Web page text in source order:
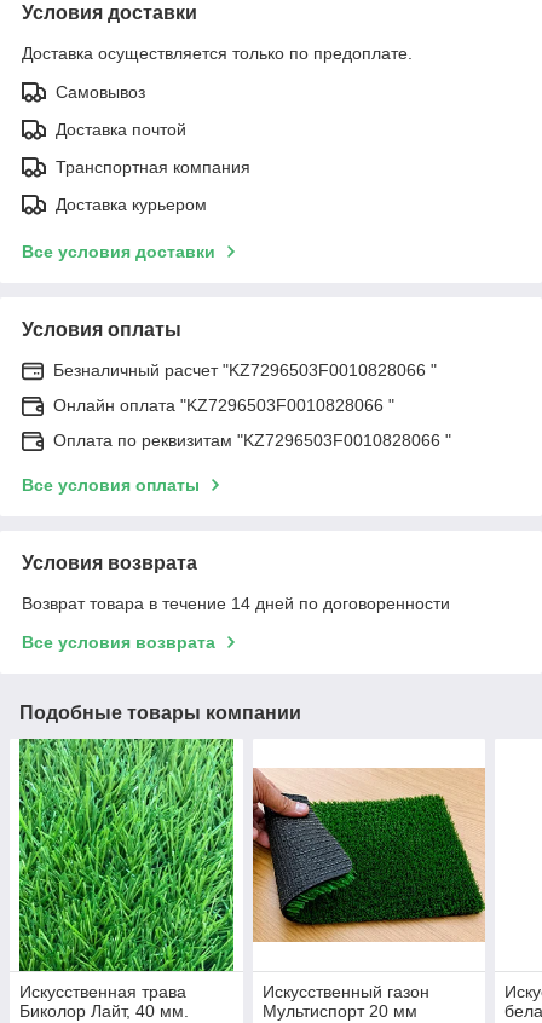
Условия доставки
Доставка осуществляется только по предоплате.
Самовывоз
Доставка почтой
Транспортная компания
Доставка курьером
Все условия доставки
Условия оплаты
Безналичный расчет "KZ7296503F0010828066 "
Онлайн оплата "KZ7296503F0010828066 "
Оплата по реквизитам "KZ7296503F0010828066 "
Все условия оплаты
Условия возврата
Возврат товара в течение 14 дней по договоренности
Все условия возврата
Подобные товары компании
Искусственная трава
Биколор Лайт, 40 мм.
Искусственный газон
Мультиспорт 20 мм